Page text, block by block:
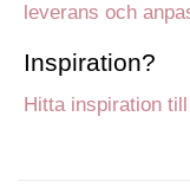
leverans och
Inspiration?
Hitta inspiration